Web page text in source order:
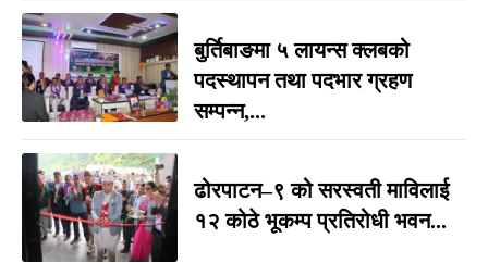
बुर्तिबाङमा ५ लायन्स क्लबको
पदस्थापन तथा पदभार ग्रहण
सम्पन्न,...
ढोरपाटन–९ को सरस्वती माविलाई
१२ कोठे भूकम्प प्रतिरोधी भवन...